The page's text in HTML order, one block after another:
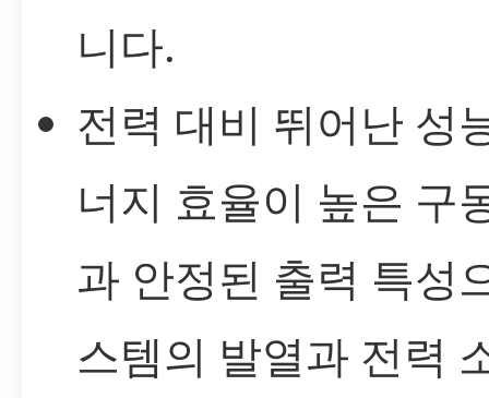
니다.
전력 대비 뛰어난 성
너지 효율이 높은 구
과 안정된 출력 특성
스템의 발열과 전력